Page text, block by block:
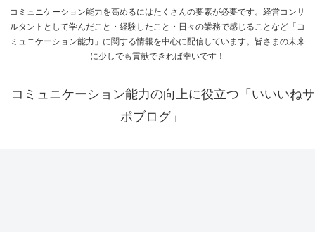
コミュニケーション能力を高めるにはたくさんの要素が必要です。経営コンサ
ルタントとして学んだこと・経験したこと・日々の業務で感じることなど「コ
ミュニケーション能力」に関する情報を中心に配信しています。皆さまの未来
に少しでも貢献できれば幸いです！
コミュニケーション能力の向上に役立つ「いいいねサ
ポブログ」